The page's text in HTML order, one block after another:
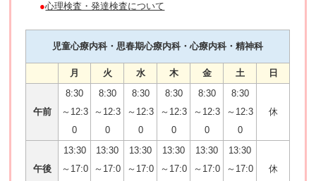
●心理検査・発達検査について
児童心療内科・思春期心療内科・心療内科・精神科
月 火 水 木 金 土 日
午前
8:30
～12:3
0
8:30
～12:3
0
8:30
～12:3
0
8:30
～12:3
0
8:30
～12:3
0
8:30
～12:3
0
休
午後
13:30
～17:0
13:30
～17:0
13:30
～17:0
13:30
～17:0
13:30
～17:0
13:30
～17:0
休